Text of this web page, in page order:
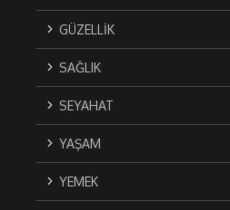
GÜZELLİK
SAĞLIK
SEYAHAT
YAŞAM
YEMEK